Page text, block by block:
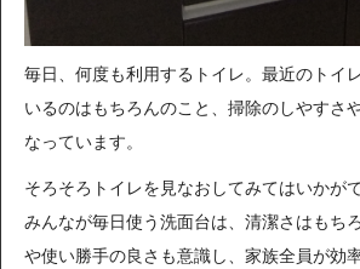
毎日、何度も利用するトイレ。最近のトイ
いるのはもちろんのこと、掃除のしやすさ
なっています。
そろそろトイレを見なおしてみてはいかが
みんなが毎日使う洗面台は、清潔さはもち
や使い勝手の良さも意識し、家族全員が効